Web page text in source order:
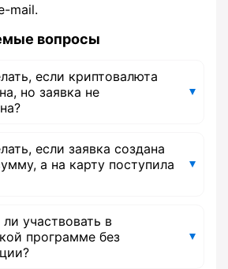
mail.
вопросы
если криптовалюта
но заявка не
если заявка создана
а на карту поступила
участвовать в
программе без